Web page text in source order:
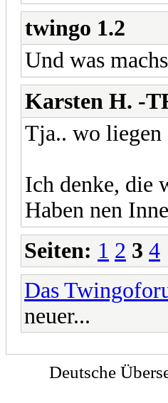
twingo 1.2
Und was
Karsten H. -
Tja.. wo
Ich denke, die
Haben nen
Seiten: 1 2 3 4
Das
neuer...
Deutsche